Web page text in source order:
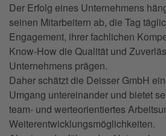
Der Erfolg eines Unternehmens
seinen Mitarbeitern ab, die Tag
Engagement, ihrer fachlichen
Know-How die Qualität und
Unternehmens prägen.
Daher schätzt die Deisser GmbH
Umgang untereinander und bietet
team- und werteorientiertes
Weiterentwicklungsmöglichkeiten.